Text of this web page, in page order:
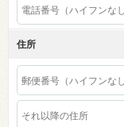
住所